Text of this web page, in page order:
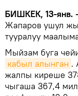
БИШКЕК, 13-янв.
Жапаров ушул
тууралуу
Мыйзам буга
кабыл алынган .
жалпы киреше
чыгаша 367,4